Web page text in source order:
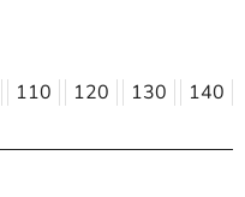
110 120 130 140